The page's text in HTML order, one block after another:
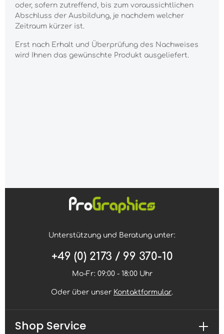
oder, sofern zutreffend, bis zum voraussichtlichen
Abschluss der Ausbildung, je nachdem welcher
Zeitraum kürzer ist.
Erst nach Erhalt und Überprüfung des Nachweises
wird Ihnen das gewünschte Produkt ausgeliefert.
Unterstützung und Beratung unter:
+49 (0) 2173 / 99 370-10
Mo-Fr: 09:00 - 18:00 Uhr
Oder über unser Kontaktformular.
Shop Service